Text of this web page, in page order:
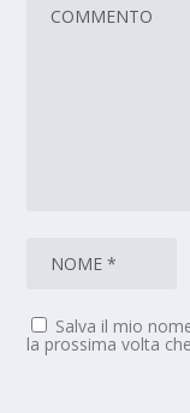
Salva il mio
la prossima volta